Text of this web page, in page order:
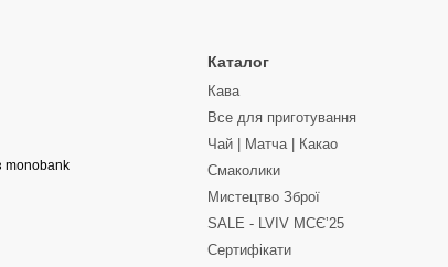
Каталог
Кава
Все для приготування
Чай | Матча | Какао
Смаколики
Мистецтво Зброї
SALE - LVIV MCЄʼ25
Сертифікати